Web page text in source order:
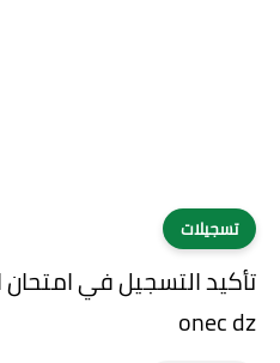
تسجيلات
onec dz